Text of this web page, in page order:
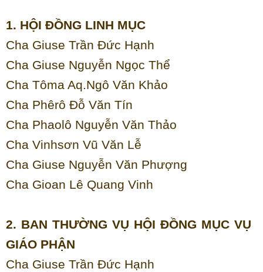
1. HỘI ĐỒNG LINH MỤC
Cha Giuse Trần Đức Hạnh
Cha Giuse Nguyễn Ngọc Thể
Cha Tôma Aq.Ngô Văn Khảo
Cha Phêrô Đỗ Văn Tín
Cha Phaolô Nguyễn Văn Thảo
Cha Vinhsơn Vũ Văn Lễ
Cha Giuse Nguyễn Văn Phượng
Cha Gioan Lê Quang Vinh
2. BAN THƯỜNG VỤ HỘI ĐỒNG MỤC VỤ
GIÁO PHẬN
Cha Giuse Trần Đức Hạnh